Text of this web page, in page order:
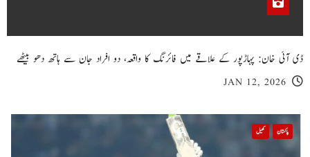
ڈی آئی خان: پہاڑپور کے علاقے میں فائرنگ کا واقعہ، دو افراد جان سے ہاتھ دھو بیٹھے
JAN 12, 2026
پاکستان کھیل